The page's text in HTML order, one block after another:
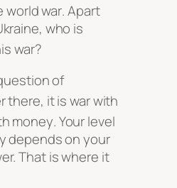
world war. Apart
who is
war?
of
there, it is war with
money. Your level
depends on your
That is where it